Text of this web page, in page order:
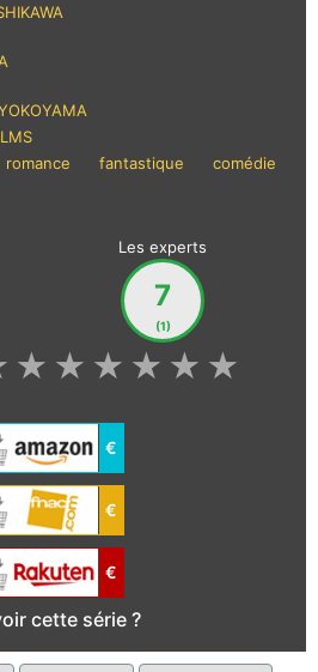
romance fantastique
comédie
Les experts
7
(1)
★
★
★
★
★
★
€
€
€
cette série ?